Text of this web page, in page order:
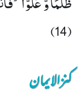
(14)
کنزالایمان